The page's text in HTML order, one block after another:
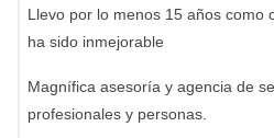
Llevo por lo menos 15 años como
ha sido inmejorable
Magnífica asesoría y agencia de
profesionales y personas.